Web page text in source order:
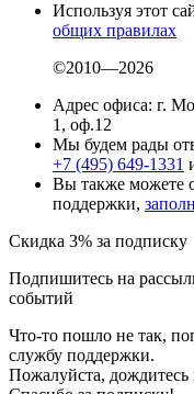
Используя этот
общих правилах
©2010—2026
Адрес офиса: г.
1, оф.12
Мы будем рады
+7 (495) 649-1331
Вы также можете
поддержки,
Скидка 3% за подписку
Подпишитесь на
событий
Что-то пошло не так,
службу поддержки.
Пожалуйста,